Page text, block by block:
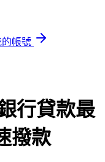
的帳號
行貸款最
撥款